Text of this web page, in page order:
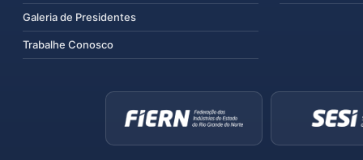
Galeria de Presidentes
Trabalhe Conosco